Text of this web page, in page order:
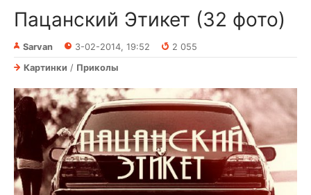
Пацанский Этикет (32 фото)
Sarvan 3-02-2014, 19:52
2 055
Картинки / Приколы